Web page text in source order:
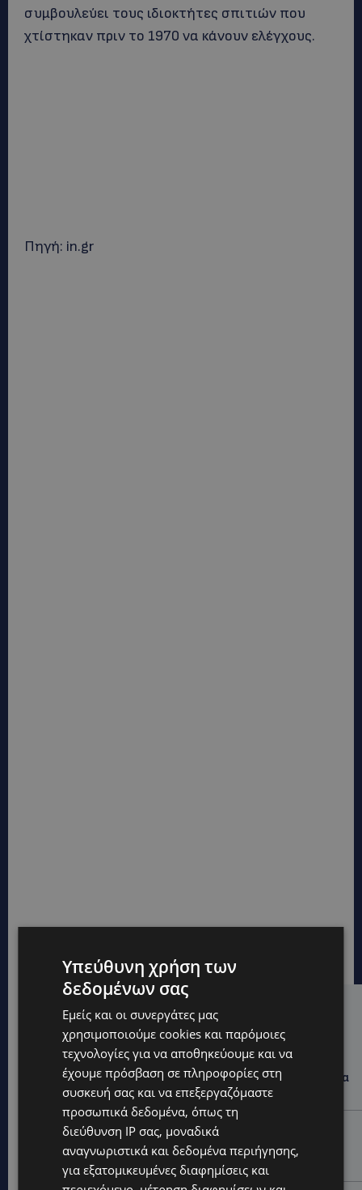
συμβουλεύει τους ιδιοκτήτες σπιτιών που
χτίστηκαν πριν το 1970 να κάνουν ελέγχους.
Πηγή: in.gr
Hot this week
UPDATES
44ο ΦΕΣΤΙΒΑΛ ΛΕΥΚΑΡΩΝ: «Ο άνθρωπος είναι ο
πολιτισμός» – Η ξεχωριστή τιμή που επιφύλαξαν τα
Λεύκαρα-(Βίντεο)
UPDATES
ΜΑΚΑΡΙΟΣ ΔΡΟΥΣΙΩΤΗΣ: Ζητά τη στήριξη του κοινού
για τα δικαστικά έξοδα-Τι λέει ο ίδιος-(Βίντεο)
Υπεύθυνη χρήση των
δεδομένων σας
Εμείς και οι συνεργάτες μας
χρησιμοποιούμε cookies και παρόμοιες
τεχνολογίες για να αποθηκεύουμε και να
έχουμε πρόσβαση σε πληροφορίες στη
συσκευή σας και να επεξεργαζόμαστε
προσωπικά δεδομένα, όπως τη
διεύθυνση IP σας, μοναδικά
αναγνωριστικά και δεδομένα περιήγησης,
για εξατομικευμένες διαφημίσεις και